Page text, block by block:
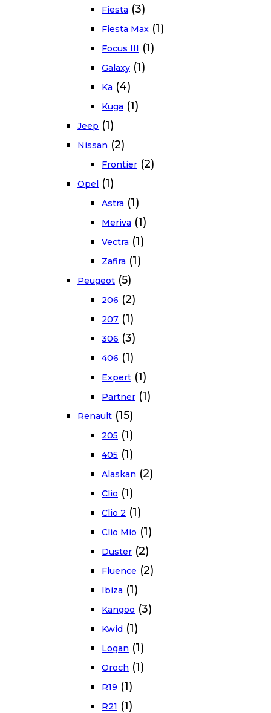
Fiesta (3)
Fiesta Max (1)
Focus III (1)
Galaxy (1)
Ka (4)
Kuga (1)
Jeep (1)
Nissan (2)
Frontier (2)
Opel (1)
Astra (1)
Meriva (1)
Vectra (1)
Zafira (1)
Peugeot (5)
206 (2)
207 (1)
306 (3)
406 (1)
Expert (1)
Partner (1)
Renault (15)
205 (1)
405 (1)
Alaskan (2)
Clio (1)
Clio 2 (1)
Clio Mio (1)
Duster (2)
Fluence (2)
Ibiza (1)
Kangoo (3)
Kwid (1)
Logan (1)
Oroch (1)
R19 (1)
R21 (1)